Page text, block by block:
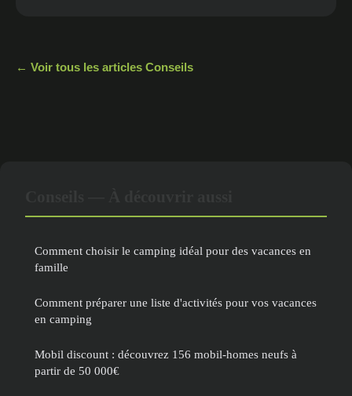
← Voir tous les articles Conseils
Comment choisir le camping idéal pour des vacances en
famille
Comment préparer une liste d'activités pour vos vacances
en camping
Mobil discount : découvrez 156 mobil-homes neufs à
partir de 50 000€